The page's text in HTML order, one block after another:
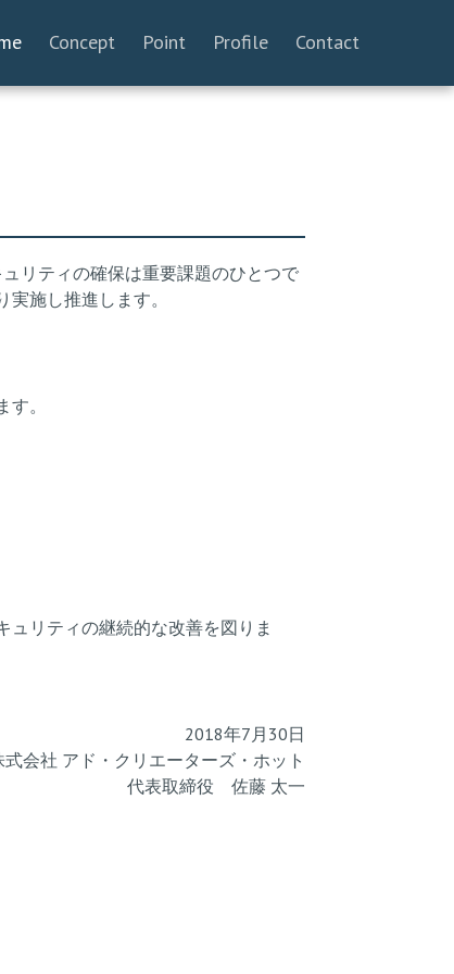
Concept Point Profile Contact
リティの確保は重要課題のひとつで
施し推進します。
。
リティの継続的な改善を図りま
2018年7月30日
式会社 アド・クリエーターズ・ホット
代表取締役 佐藤 太一